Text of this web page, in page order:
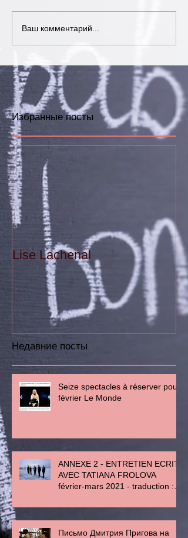
Ваш комментарий...
Избранные посты
Lise Lachenal
Недавние посты
Seize spectacles à réserver pour
février Le Monde
ANNEXE 2 - ENTRETIEN ECRIT
AVEC TATIANA FROLOVA
février-mars 2021 - traduction :
Письмо Дмитрия Пригова на